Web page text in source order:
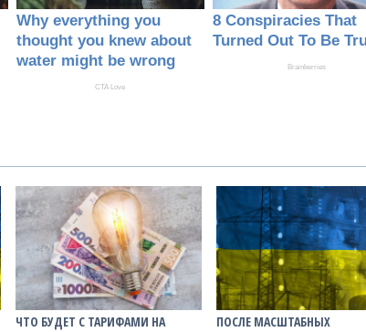
ЧТО БУДЕТ С ТАРИФАМИ НА
ПОСЛЕ МАСШТАБНЫХ